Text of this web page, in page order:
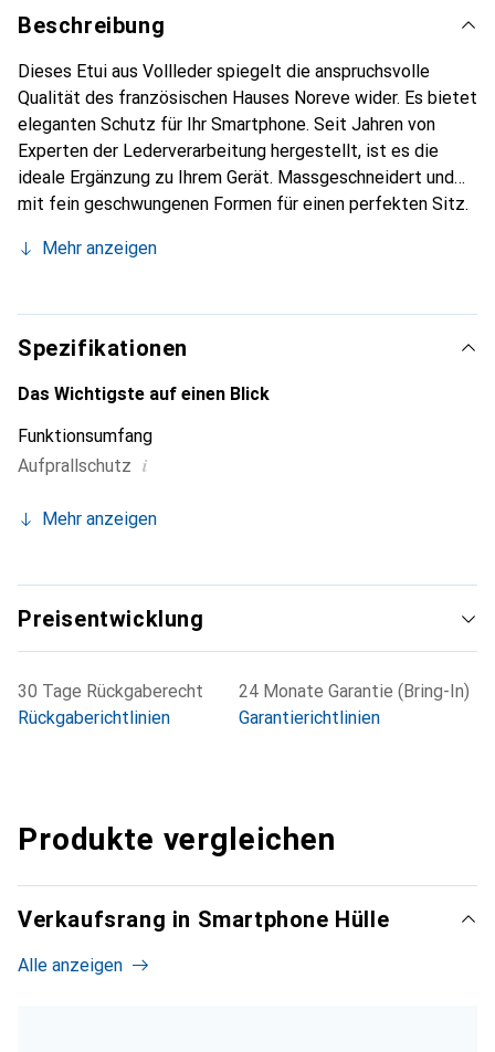
Beschreibung
Dieses Etui aus Vollleder spiegelt die anspruchsvolle
Qualität des französischen Hauses Noreve wider. Es bietet
eleganten Schutz für Ihr Smartphone. Seit Jahren von
Experten der Lederverarbeitung hergestellt, ist es die
ideale Ergänzung zu Ihrem Gerät. Massgeschneidert und
mit fein geschwungenen Formen für einen perfekten Sitz.
Smartphone. Die Marke Noreve ist international für ihre
für den anspruchsvollen Kunden.
Mehr anzeigen
Spezifikationen
Das Wichtigste auf einen Blick
Funktionsumfang
Aufprallschutz i
Mehr anzeigen
Preisentwicklung
30 Tage Rückgaberecht
Rückgaberichtlinien
24 Monate Garantie (Bring-In)
Garantierichtlinien
Produkte vergleichen
Verkaufsrang in Smartphone Hülle
Alle anzeigen